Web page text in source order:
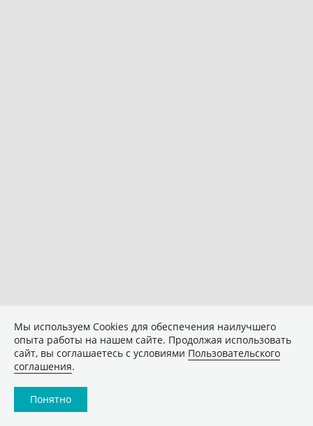
Мы используем Сookies для обеспечения наилучшего
опыта работы на нашем сайте. Продолжая использовать
сайт, вы соглашаетесь с условиями Пользовательского
соглашения.
Понятно